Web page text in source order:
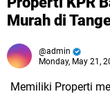
Murah di
admin
Monday, May 21,
Memiliki Properti